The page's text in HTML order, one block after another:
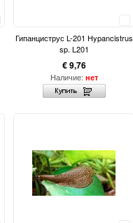
Гипанциструс L-201 Hypancistrus
sp. L201
€ 9,76
Наличие: нет